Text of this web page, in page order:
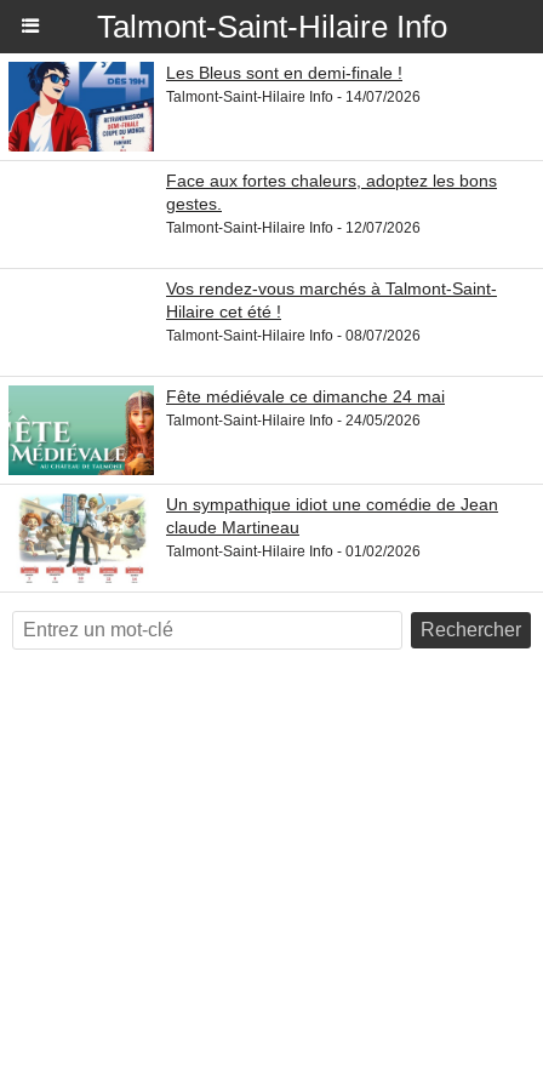
Talmont-Saint-Hilaire Info
Les Bleus sont en demi-finale !
Talmont-Saint-Hilaire Info - 14/07/2026
Face aux fortes chaleurs, adoptez les bons
gestes.
Talmont-Saint-Hilaire Info - 12/07/2026
Vos rendez-vous marchés à Talmont-Saint-
Hilaire cet été !
Talmont-Saint-Hilaire Info - 08/07/2026
Fête médiévale ce dimanche 24 mai
Talmont-Saint-Hilaire Info - 24/05/2026
Un sympathique idiot une comédie de Jean
claude Martineau
Talmont-Saint-Hilaire Info - 01/02/2026
Rechercher